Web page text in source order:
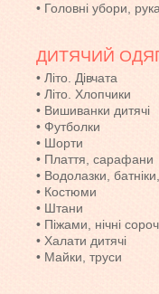
• Головні убори,
ДИТЯЧИЙ
• Літо. Дівчата
• Літо. Хлопчики
• Вишиванки дитячі
• Футболки
• Шорти
• Плаття, сарафани
• Водолазки,
• Костюми
• Штани
• Піжами, нічні
• Халати дитячі
• Майки, труси